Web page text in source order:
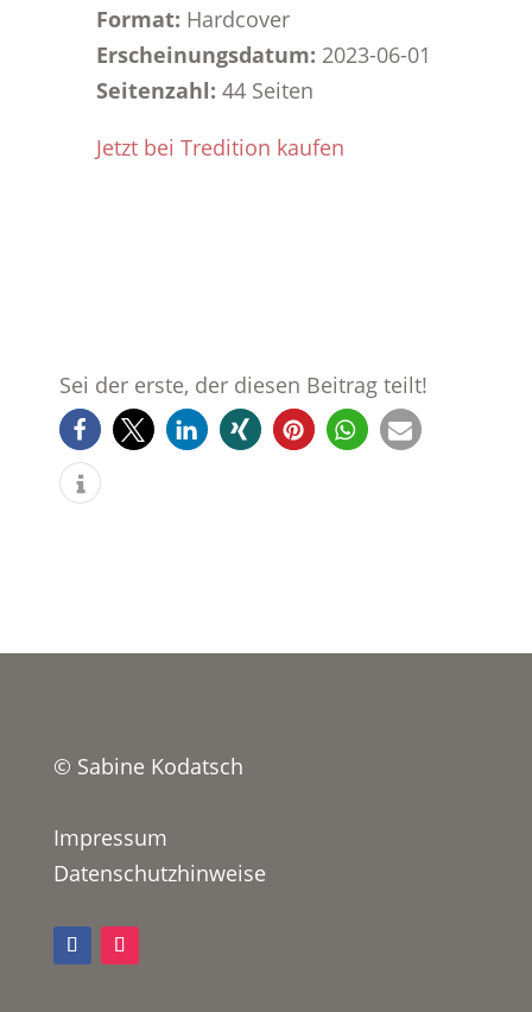
Format: Hardcover
Erscheinungsdatum: 2023-06-01
Seitenzahl: 44 Seiten
Jetzt bei Tredition kaufen
Sei der erste, der diesen Beitrag teilt!
© Sabine Kodatsch
Impressum
Datenschutzhinweise